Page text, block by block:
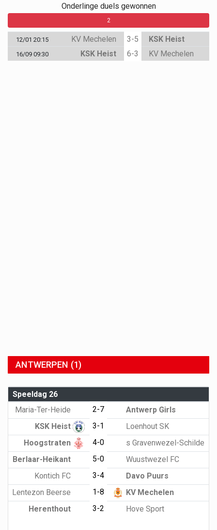
Onderlinge duels gewonnen
2
12/01 20:15 KV Mechelen 3-5 KSK Heist
16/09 09:30 KSK Heist 6-3 KV Mechelen
ANTWERPEN (1)
Speeldag 26
Maria-Ter-Heide
2-7
Antwerp Girls
KSK Heist
3-1
Loenhout SK
Hoogstraten
4-0
s Gravenwezel-Schilde
Berlaar-Heikant
5-0
Wuustwezel FC
Kontich FC
3-4
Davo Puurs
Lentezon Beerse
1-8
KV Mechelen
Herenthout
3-2 Hove Sport